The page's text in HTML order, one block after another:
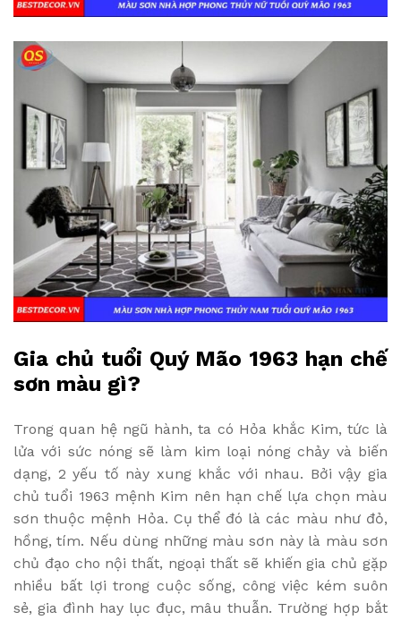
Gia chủ tuổi Quý Mão 1963 hạn chế
sơn màu gì?
Trong quan hệ ngũ hành, ta có Hỏa khắc Kim, tức là
lửa với sức nóng sẽ làm kim loại nóng chảy và biến
dạng, 2 yếu tố này xung khắc với nhau. Bởi vậy gia
chủ tuổi 1963 mệnh Kim nên hạn chế lựa chọn màu
sơn thuộc mệnh Hỏa. Cụ thể đó là các màu như đỏ,
hồng, tím. Nếu dùng những màu sơn này là màu sơn
chủ đạo cho nội thất, ngoại thất sẽ khiến gia chủ gặp
nhiều bất lợi trong cuộc sống, công việc kém suôn
sẻ, gia đình hay lục đục, mâu thuẫn. Trường hợp bắt